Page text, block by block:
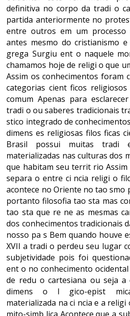
definitiva no corpo da tradi o
partida anteriormente no
entre outros em um
antes mesmo do cristianismo
grega Surgiu ent o naquele
chamamos hoje de religi o que
Assim os conhecimentos foram
categorias cient ficos
comum Apenas para
tradi o ou saberes tradicionais
stico integrado de
dimens es religiosas filos ficas
Brasil possui muitas tradi
materializadas nas culturas dos
que habitam seu territ rio
separa o entre ci ncia religi o
acontece no Oriente no tao smo
portanto filosofia tao sta mas
tao sta que re ne as mesmas
dos conhecimentos tradicionais
nosso pa s Bem quando houve
XVII a tradi o perdeu seu lugar
subjetividade pois foi
ent o no conhecimento
de redu o cartesiana ou seja a
dimens o l gico-epist
materializada na ci ncia e a religi